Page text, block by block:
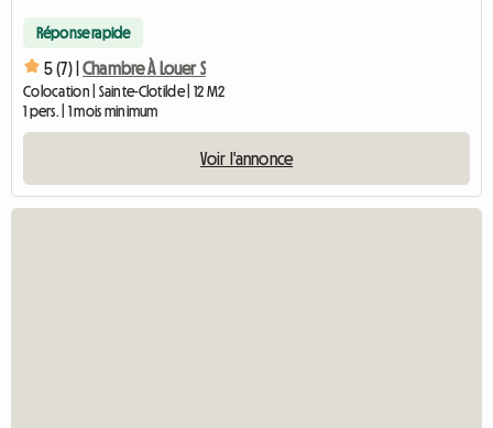
Réponse rapide
5 (7) | Chambre À Louer S
Colocation | Sainte-Clotilde | 12 M2
1 pers. | 1 mois minimum
Voir l'annonce